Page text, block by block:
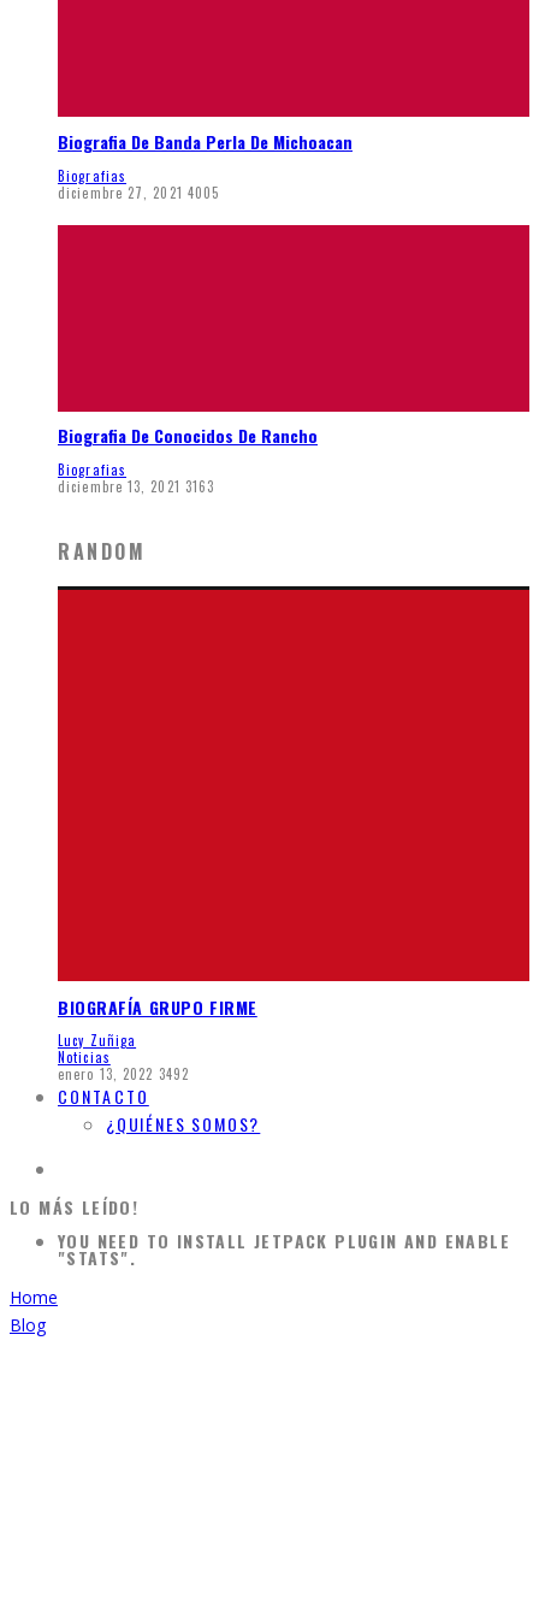
Biografia De Banda Perla De Michoacan
Biografias
diciembre 27, 2021 4005
Biografia De Conocidos De Rancho
Biografias
diciembre 13, 2021 3163
RANDOM
BIOGRAFÍA GRUPO FIRME
Lucy Zuñiga
Noticias
enero 13, 2022 3492
CONTACTO
¿QUIÉNES SOMOS?
LO MÁS LEÍDO!
YOU NEED TO INSTALL JETPACK PLUGIN AND ENABLE
"STATS".
Home
Blog